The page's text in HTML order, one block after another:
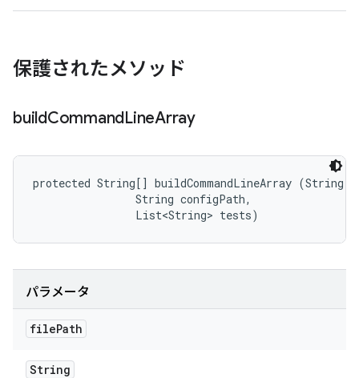
保護されたメソッド
buildCommandLineArray
protected String[] buildCommandLineArray
                String configPath,
                List<String> tests)
パラメータ
filePath
String